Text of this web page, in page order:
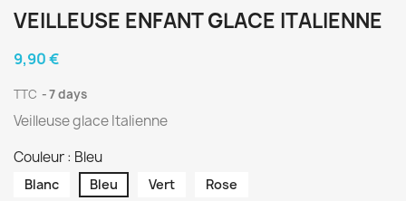
VEILLEUSE ENFANT GLACE ITALIENNE
9,90 €
TTC 7 days
Veilleuse glace Italienne
Couleur : Bleu
Blanc Bleu Vert Rose